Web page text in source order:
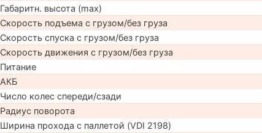
Габаритн. высота (max)
Скорость подъема с грузом/без груза
Скорость спуска с грузом/без груза
Скорость движения с грузом/без груза
Питание
АКБ
Число колес спереди/сзади
Радиус поворота
Ширина прохода с паллетой (VDI 2198)